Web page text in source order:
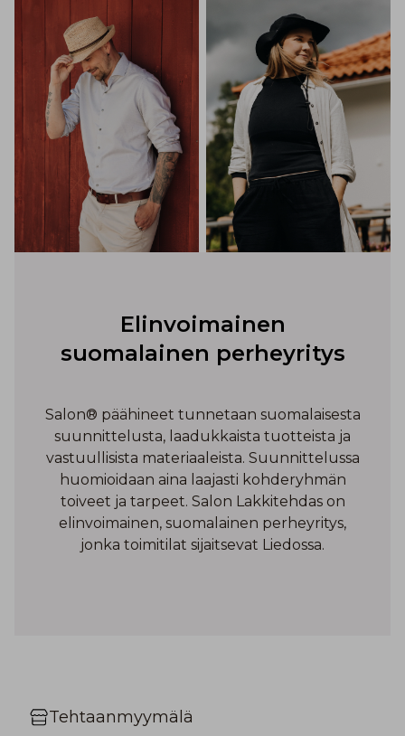
Elinvoimainen
suomalainen perheyritys
Salon® päähineet tunnetaan suomalaisesta
suunnittelusta, laadukkaista tuotteista ja
vastuullisista materiaaleista. Suunnittelussa
huomioidaan aina laajasti kohderyhmän
toiveet ja tarpeet. Salon Lakkitehdas on
elinvoimainen, suomalainen perheyritys,
jonka toimitilat sijaitsevat Liedossa.
Tehtaanmyymälä